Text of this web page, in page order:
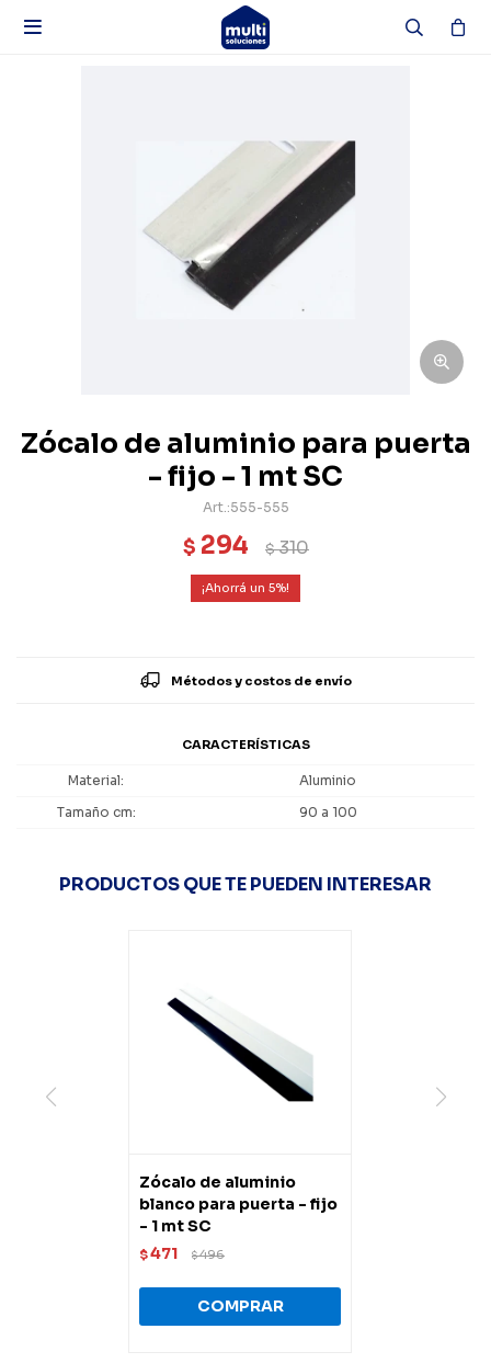

Zócalo de aluminio para puerta
- fijo - 1 mt SC
555-555
$ 294 $310
5
Métodos y costos de envío
CARACTERÍSTICAS
Material
Aluminio
Tamaño cm
90 a 100
PRODUCTOS QUE TE PUEDEN INTERESAR
Zócalo de aluminio
blanco para puerta - fijo
- 1 mt SC
$471 $496